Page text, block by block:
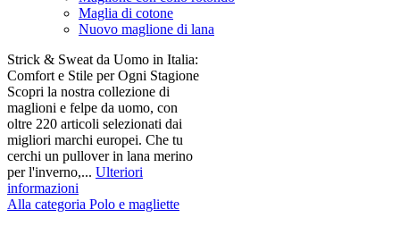
Maglia di cotone
Nuovo maglione di lana
Strick & Sweat da Uomo in Italia:
Comfort e Stile per Ogni Stagione
Scopri la nostra collezione di
maglioni e felpe da uomo, con
oltre 220 articoli selezionati dai
migliori marchi europei. Che tu
cerchi un pullover in lana merino
per l'inverno,... Ulteriori
informazioni
Alla categoria Polo e magliette